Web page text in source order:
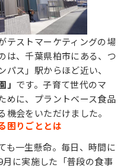
テストマーケティングの場
は、千葉県柏市にある、つ
ス」駅からほど近い、
」 です。子育て世代のマ
めに、プラントベース食品
会をいただけました。
困りごととは
も一生懸命。毎日、時間に
に実施した「普段の食事